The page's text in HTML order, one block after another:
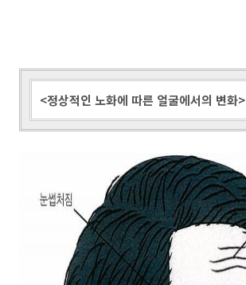
<정상적인 노화에 따른 얼굴에서의 변화>